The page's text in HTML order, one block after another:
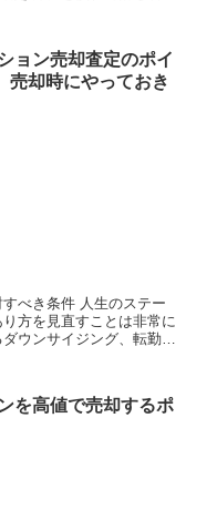
ョン売却査定のポイ
却時にやっておき
べき条件 人生のステー
方を見直すことは非常に
ウンサイジング、転勤や
を高値で売却するポ